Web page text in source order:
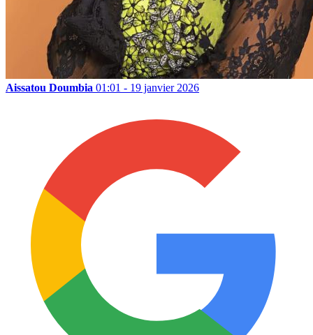
Aissatou Doumbia 01:01 - 19 janvier 2026